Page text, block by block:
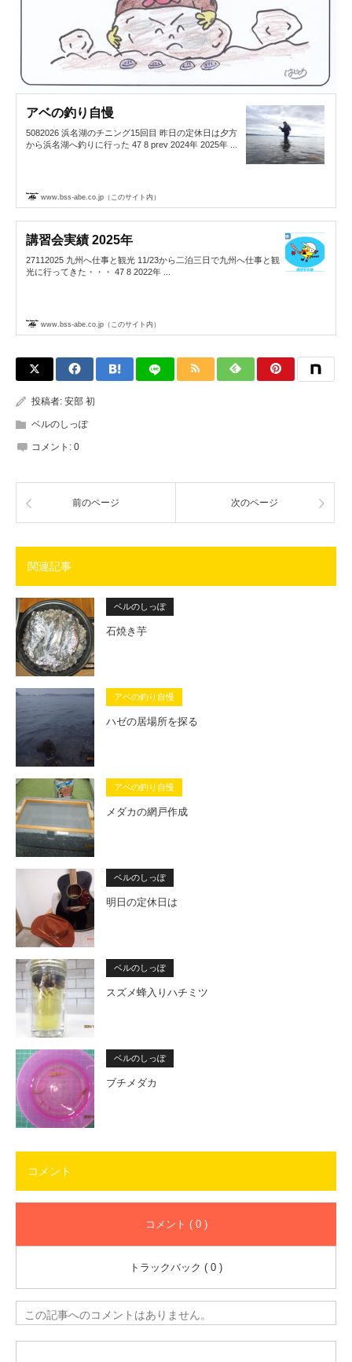
アベの釣り自慢
5082026 浜名湖のチニング15回目 昨日の定休日は夕方
から浜名湖へ釣りに行った 47 8 prev 2024年 2025年 ...
www.bss-abe.co.jp（このサイト内）
講習会実績 2025年
27112025 九州へ仕事と観光 11/23から二泊三日で九州へ仕事と観
光に行ってきた・・・ 47 8 2022年 ...
www.bss-abe.co.jp（このサイト内）
投稿者: 安部 初
ベルのしっぽ
コメント: 0
前のページ 次のページ
関連記事
ベルのしっぽ
石焼き芋
アベの釣り自慢
ハゼの居場所を探る
アベの釣り自慢
メダカの網戸作成
ベルのしっぽ
明日の定休日は
ベルのしっぽ
スズメ蜂入りハチミツ
ベルのしっぽ
ブチメダカ
コメント
コメント ( 0 )
トラックバック ( 0 )
この記事へのコメントはありません。